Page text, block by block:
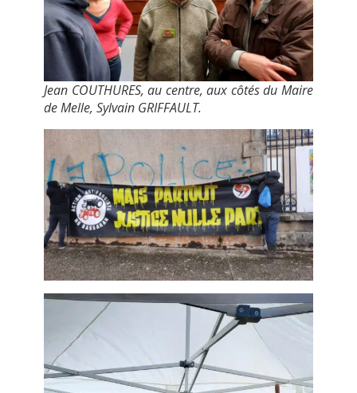
Jean COUTHURES, au centre, aux côtés du Maire
de Melle, Sylvain GRIFFAULT.